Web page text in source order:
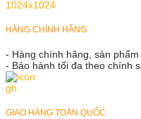
HÀNG CHÍNH HÃNG
- Hàng chính hãng, sản
- Bảo hành tối đa theo chính
GIAO HÀNG TOÀN QUỐC